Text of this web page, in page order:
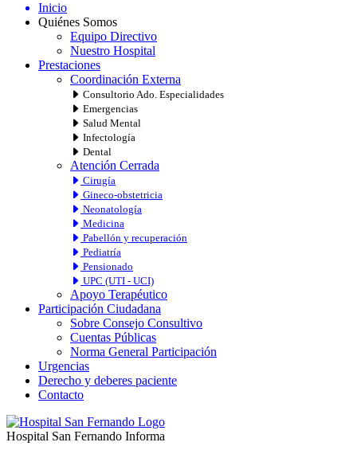
Inicio
Quiénes Somos
Equipo Directivo
Nuestro Hospital
Prestaciones
Coordinación Externa
Consultorio Ado. Especialidades
Emergencias
Salud Mental
Infectología
Dental
Atención Cerrada
Cirugía
Gineco-obstetricia
Neonatología
Medicina
Pabellón y recuperación
Pediatría
Pensionado
UPC (UTI - UCI)
Apoyo Terapéutico
Participación Ciudadana
Sobre Consejo Consultivo
Cuentas Públicas
Norma General Participación
Urgencias
Derecho y deberes paciente
Contacto
Hospital San Fernando Informa